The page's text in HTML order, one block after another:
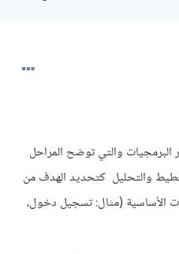
والتي توضح المراحل
والتحليل كتحديد الهدف من
الأساسية (مثال: تسجيل دخول،